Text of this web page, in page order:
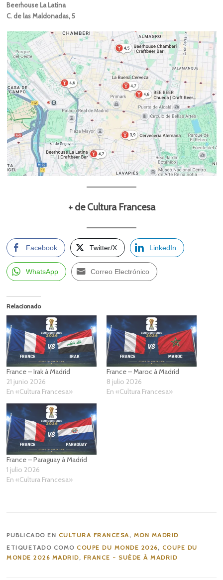
Beerhouse La Latina
C. de las Maldonadas, 5
+ de Cultura Francesa
Facebook Twitter/X LinkedIn
WhatsApp Correo Electrónico
Relacionado
France – Irak à Madrid
21 junio 2026
En «Cultura Francesa»
France – Maroc à Madrid
8 julio 2026
En «Cultura Francesa»
France – Paraguay à Madrid
1 julio 2026
En «Cultura Francesa»
PUBLICADO EN CULTURA FRANCESA, MON MADRID
ETIQUETADO COMO COUPE DU MONDE 2026, COUPE DU
MONDE 2026 MADRID, FRANCE - SUÈDE À MADRID